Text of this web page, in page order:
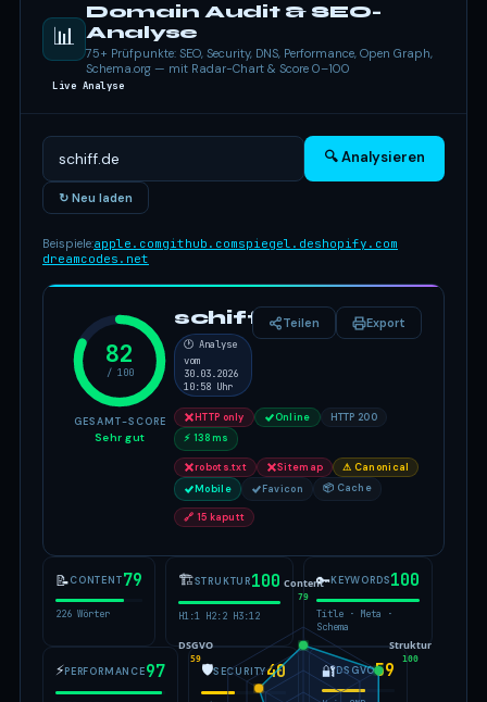
📊
Domain Audit & SEO-
Analyse
75+ Prüfpunkte: SEO, Security, DNS, Performance, Open Graph,
Schema.org — mit Radar-Chart & Score 0–100
Live Analyse
🔍 Analysieren
↻ Neu laden
Beispiele:apple.comgithub.comspiegel.deshopify.com
dreamcodes.net
82
/ 100
GESAMT-SCORE
Sehr gut
schiff.de
🕐 Analyse
vom
30.03.2026
10:58 Uhr
Teilen Export
HTTP only Online
HTTP 200
⚡ 138ms
robots.txt Sitemap
⚠ Canonical
Mobile
Favicon 📦 Cache
🔗 15 kaputt
📝CONTENT79
226 Wörter
🏗STRUKTUR100
H1:1 H2:2 H3:12
🔑KEYWORDS100
Title · Meta ·
Schema
⚡PERFORMANCE97 🛡SECURITY40 🔐DSGVO59
Content
79
Struktur
100
DSGVO
59